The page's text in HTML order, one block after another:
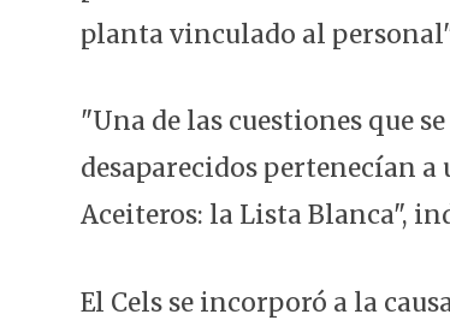
planta vinculado al
"Una de las cuestiones que
desaparecidos pertenecían
Aceiteros: la Lista Blanca",
El Cels se incorporó a la